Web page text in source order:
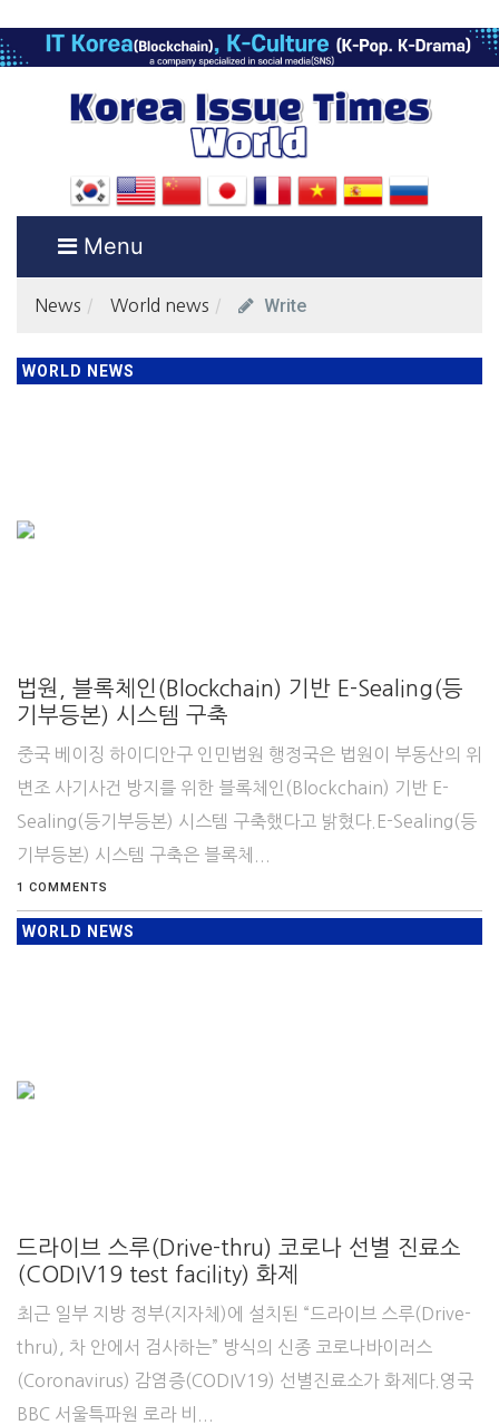
Menu
News World news Write
WORLD NEWS
법원, 블록체인(Blockchain) 기반 E-Sealing(등
기부등본) 시스템 구축
중국 베이징 하이디안구 인민법원 행정국은 법원이 부동산의 위
변조 사기사건 방지를 위한 블록체인(Blockchain) 기반 E-
Sealing(등기부등본) 시스템 구축했다고 밝혔다.E-Sealing(등
기부등본) 시스템 구축은 블록체...
1 COMMENTS
WORLD NEWS
드라이브 스루(Drive-thru) 코로나 선별 진료소
(CODIV19 test facility) 화제
최근 일부 지방 정부(지자체)에 설치된 “드라이브 스루(Drive-
thru), 차 안에서 검사하는” 방식의 신종 코로나바이러스
(Coronavirus) 감염증(CODIV19) 선별진료소가 화제다.영국
BBC 서울특파원 로라 비...